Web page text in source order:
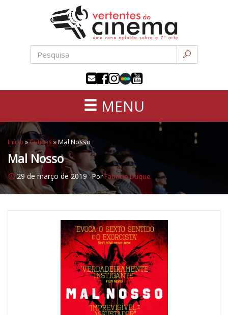
conteúdo
sétima
MENU
Início »Críticas »Mal Nosso
Mal Nosso
29 de março de 2019 PorFabricio Duque